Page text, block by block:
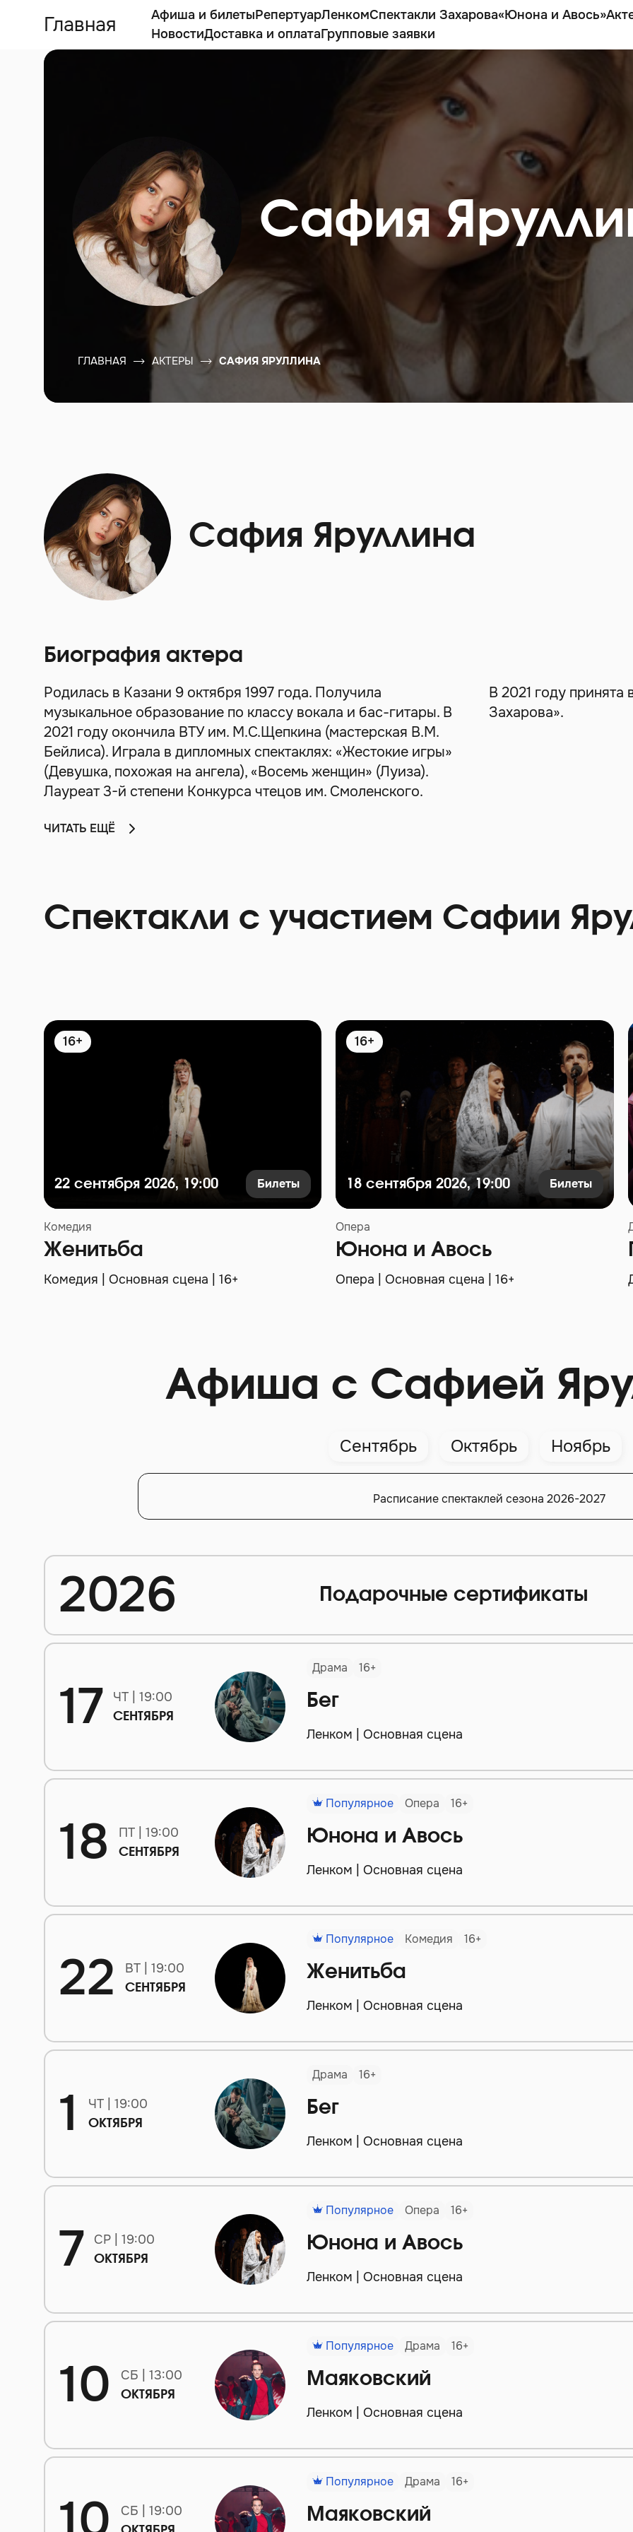
Главная Афиша и билетыРепертуарЛенкомСпектакли Захарова«Юнона и Авось»
НовостиДоставка и оплатаГрупповые заявки
Сафия
ГЛАВНАЯ АКТЕРЫ САФИЯ ЯРУЛЛИНА
Сафия Яруллина
Биография актера
Родилась в Казани 9 октября 1997 года. Получила
музыкальное образование по классу вокала и бас-гитары. В
2021 году окончила ВТУ им. М.С.Щепкина (мастерская В.М.
Бейлиса). Играла в дипломных спектаклях: «Жестокие игры»
(Девушка, похожая на ангела), «Восемь женщин» (Луиза).
Лауреат 3-й степени Конкурса чтецов им. Смоленского.
В 2021 году принята
Захарова».
ЧИТАТЬ ЕЩЁ
Спектакли с участием Сафии
16+
22 сентября 2026, 19:00 Билеты
Комедия
Женитьба
Комедия | Основная сцена | 16+
16+
18 сентября 2026, 19:00 Билеты
Опера
Юнона и Авось
Опера | Основная сцена | 16+
Афиша с Сафией
Сентябрь Октябрь Ноябрь
Расписание спектаклей сезона 2026-2027
2026 Подарочные сертификаты
17 ЧТ | 19:00
СЕНТЯБРЯ
Драма 16+
Бег
Ленком | Основная сцена
18 ПТ | 19:00
СЕНТЯБРЯ
Популярное Опера 16+
Юнона и Авось
Ленком | Основная сцена
22 ВТ | 19:00
СЕНТЯБРЯ
Популярное Комедия 16+
Женитьба
Ленком | Основная сцена
1 ЧТ | 19:00
ОКТЯБРЯ
Драма 16+
Бег
Ленком | Основная сцена
7 СР | 19:00
ОКТЯБРЯ
Популярное Опера 16+
Юнона и Авось
Ленком | Основная сцена
10 СБ | 13:00
ОКТЯБРЯ
Популярное Драма 16+
Маяковский
Ленком | Основная сцена
СБ | 19:00
Популярное Драма 16+
Маяковский